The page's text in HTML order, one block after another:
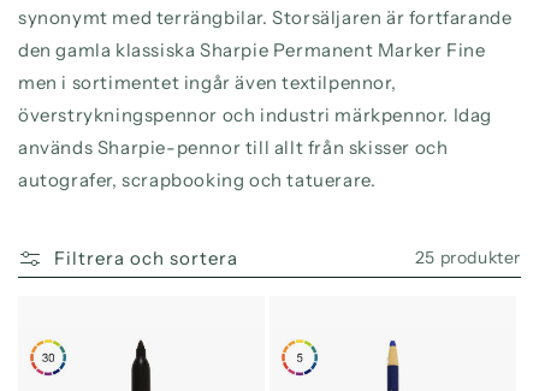
synonymt med terrängbilar. Storsäljaren är fortfarande
den gamla klassiska Sharpie Permanent Marker Fine
men i sortimentet ingår även textilpennor,
överstrykningspennor och industri märkpennor. Idag
används Sharpie-pennor till allt från skisser och
autografer, scrapbooking och tatuerare.
Filtrera och sortera 25 produkter